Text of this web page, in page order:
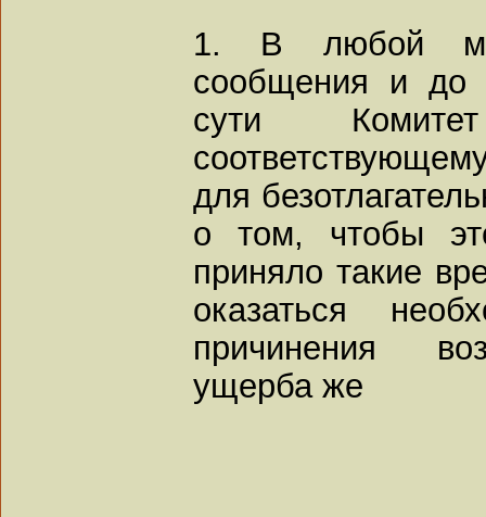
1. В любой
сообщения и до
сути
для
о том, чтобы
приняло такие
оказаться
причинения
ущерба же